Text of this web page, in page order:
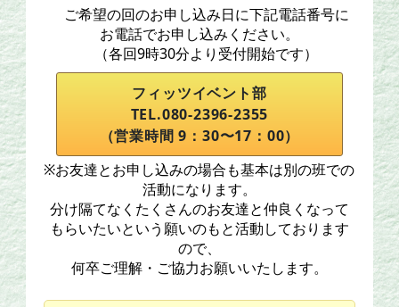
ご希望の回のお申し込み日に下記電話番号に
お電話でお申し込みください。
（各回9時30分より受付開始です）
フィッツイベント部
TEL.080-2396-2355
（営業時間 9：30〜17：00）
※お友達とお申し込みの場合も基本は別の班での
活動になります。
分け隔てなくたくさんのお友達と仲良くなって
もらいたいという願いのもと活動しております
ので、
何卒ご理解・ご協力お願いいたします。